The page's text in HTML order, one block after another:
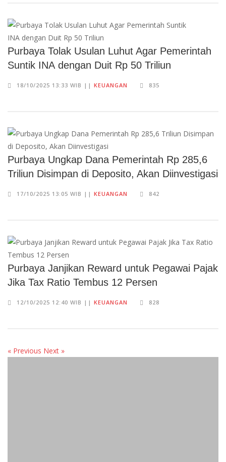
Purbaya Tolak Usulan Luhut Agar Pemerintah
Suntik INA dengan Duit Rp 50 Triliun
18/10/2025 13:33 WIB || KEUANGAN 835
Purbaya Ungkap Dana Pemerintah Rp 285,6
Triliun Disimpan di Deposito, Akan Diinvestigasi
17/10/2025 13:05 WIB || KEUANGAN 842
Purbaya Janjikan Reward untuk Pegawai Pajak
Jika Tax Ratio Tembus 12 Persen
12/10/2025 12:40 WIB || KEUANGAN 828
« Previous Next »